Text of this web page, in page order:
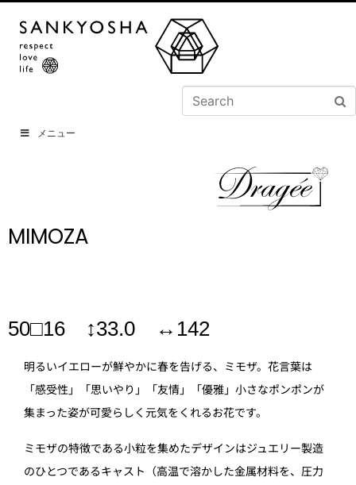
メニュー
MIMOZA
50□16 ↕33.0 ↔142
明るいイエローが鮮やかに春を告げる、ミモザ。花言葉は
「感受性」「思いやり」「友情」「優雅」小さなポンポンが
集まった姿が可愛らしく元気をくれるお花です。
ミモザの特徴である小粒を集めたデザインはジュエリー製造
のひとつであるキャスト（高温で溶かした金属材料を、圧力